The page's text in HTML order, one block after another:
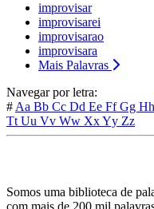
improvisar
improvisarei
improvisarao
improvisara
Mais Palavras
Navegar por letra:
# Aa Bb Cc Dd Ee FfGg Hh
Tt Uu Vv Ww XxYy Zz
Somos uma biblioteca de